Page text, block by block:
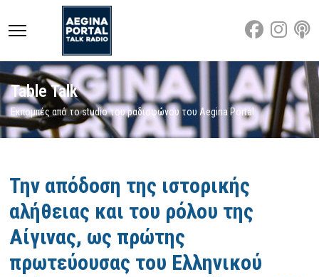
Table Talk
Εκπομπές από το studio του ραδιοφώνου του Aegina Portal
Την απόδοση της ιστορικής
αλήθειας και του ρόλου της
Αίγινας, ως πρώτης
πρωτεύουσας του Ελληνικού